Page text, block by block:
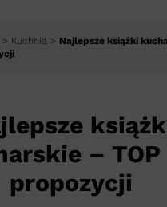
> Kuchnia > Najlepsze książki
– TOP
propozycji